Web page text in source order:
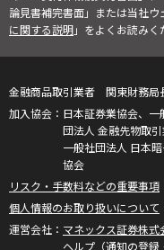
論見書補完書面」または当社ウ
に関する説明」をよくお読みく
金融商品取引業者 関東財務局
日本証券業協会、
団法人 金融先物取引
一般社団法人 日本
協会
リスク・手数料などの重要事項
個人情報のお取り扱いについて
マネックス証券株式